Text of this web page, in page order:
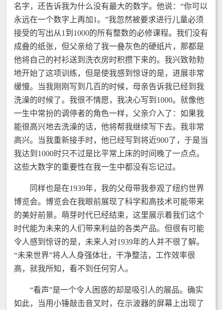
名字，还告诉我为什么没有最大的数字。他说：“你可以
永远在一个数字上再加1。”我忽然被要求进行儿童必须
接受的写出从1到1000的所有整数的必修课程。我们没有
成叠的纸张，但父亲给了我一叠灰色的硬纸片，那都是
他将自己的衬衫送到洗衣房时积攒下来的。我兴致勃勃
地开始了这项训练，但是使我感到惊讶的是，进展非常
缓慢。当我刚刚写到几百的时候，母亲告诉我已经到我
洗澡的时候了。我很不情愿，我决心写到1000。就像他
一生中常扮的调停者的角色一样，父亲介入了：如果我
能很高兴地去洗澡的话，他将帮我继续写下去。我非常
高兴。当我重新接手时，他已经写到将近900了，于是当
我达到1000时只不过是比平常上床的时间晚了一点点。
这些大数字的重要性在我一生中都没有忘记过。
同样也是在1939年，我的父母带我参观了纽约世界
博览会。博览会在我眼前展现了科学和高技术可能带来
的美好前景。萌芽时代已经结束，这里展示着我们这个
时代能为未来的人们带来利益的各类产品。但很有可能
令人感到惊讶的是，未来人对1939年的人并不很了解。
“未来世界”将人人身强体壮，干净整洁，工作效率很
高，就我所知，看不到任何穷人。
“看声”是一个令人困惑的却是吸引人的展品。确实
如此，当用小锤敲击音叉时，在示波器的屏幕上出现了